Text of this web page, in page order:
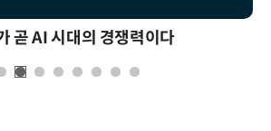
곧 AI 시대의 경쟁력이다